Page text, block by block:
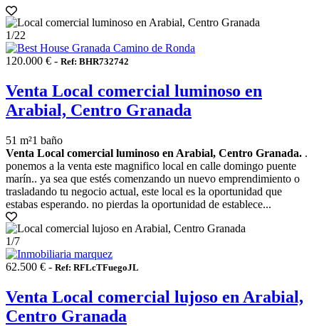
1/22
120.000 € - Ref: BHR732742
Venta Local comercial luminoso en
Arabial, Centro Granada
51 m²1 baño
Venta Local comercial luminoso en Arabial, Centro Granada. .
ponemos a la venta este magnifico local en calle domingo puente
marín.. ya sea que estés comenzando un nuevo emprendimiento o
trasladando tu negocio actual, este local es la oportunidad que
estabas esperando. no pierdas la oportunidad de establece...
1/7
62.500 € - Ref: RFLcTFuegoJL
Venta Local comercial lujoso en Arabial,
Centro Granada